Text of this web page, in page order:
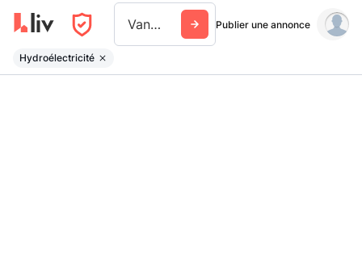
Vancouver Wa Publier une annonce
Hydroélectricité